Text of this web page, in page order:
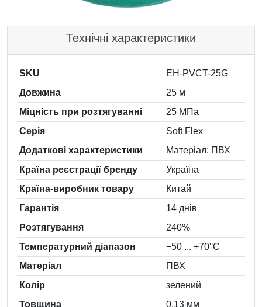
Технічні характеристики
SKU
EH-PVCT-25G
Довжина
25 м
Міцність при розтягуванні
25 МПа
Серія
Soft Flex
Додаткові характеристики
Матеріал: ПВХ
Країна реєстрації бренду
Україна
Країна-виробник товару
Китай
Гарантія
14 днів
Розтягування
240%
Температурний діапазон
−50 ... +70°C
Матеріал
ПВХ
Колiр
зелений
Товщина
0,13 мм